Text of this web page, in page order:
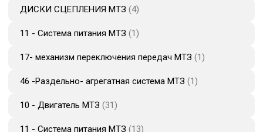
ДИСКИ СЦЕПЛЕНИЯ МТЗ 4
11 - Система питания МТЗ 1
17- механизм переключения передач МТЗ 1
46 -Раздельно- агрегатная система МТЗ 1
10 - Двигатель МТЗ 31
11 - Система питания МТЗ 13